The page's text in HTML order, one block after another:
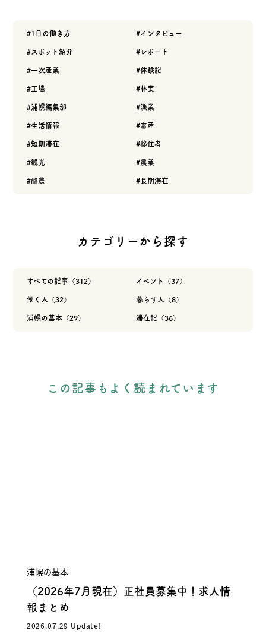
1日の働き方 インタビュー
スポット紹介 レポート
一次産業 体験記
工場 林業
浦幌編集部 漁業
生活情報 畜産
短期滞在 移住者
観光 農業
酪農 長期滞在
カテゴリーから探す
すべての記事（312） イベント（37）
働く人（32） 暮らす人（8）
浦幌の基本（29） 滞在記（36）
この記事もよく読まれています
浦幌の基本
（2026年7月現在）正社員募集中！求人情
報まとめ
2026.07.29 Update!